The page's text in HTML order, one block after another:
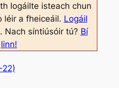
logáilte isteach chun
léir a fheiceáil. Logáil
Nach síntiúsóir tú? Bí
linn!
22)